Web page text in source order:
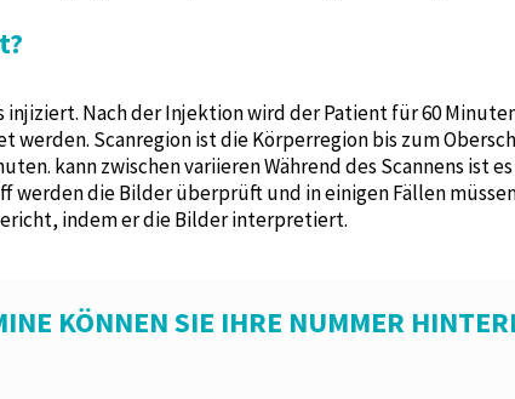
Nach der Injektion wird der Patient für 60
werden. Scanregion ist die Körperregion bis zum
kann zwischen variieren Während des Scannens ist
werden die Bilder überprüft und in einigen Fällen
indem er die Bilder interpretiert.
KÖNNEN SIE IHRE NUMMER